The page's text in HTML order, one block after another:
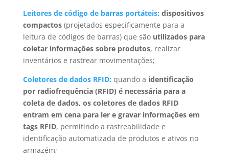
Leitores de código de barras portáteis: dispositivos
compactos(projetados especificamente para a
leitura de códigos de barras) que são utilizados para
coletar informações sobre produtos, realizar
inventários e rastrear movimentações;
Coletores de dados RFID: quando a identificação
por radiofrequência (RFID) é necessária para a
coleta de dados, os coletores de dados RFID
entram em cena para ler e gravar informações em
tags RFID, permitindo a rastreabilidade e
identificação automatizada de produtos e ativos no
armazém;